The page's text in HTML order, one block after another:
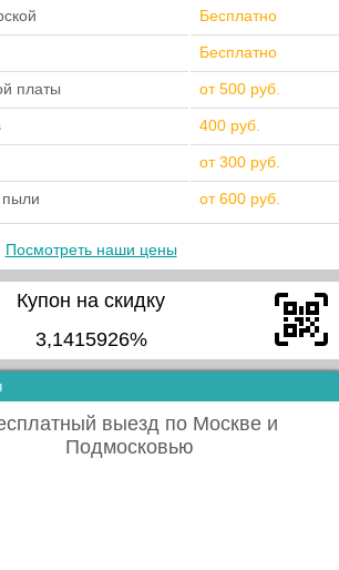
Бесплатно
Бесплатно
платы от 500 руб.
400 руб.
от 300 руб.
пыли от 600 руб.
Посмотреть наши цены
Купон на скидку
3,1415926%
выезд по Москве и
Подмосковью